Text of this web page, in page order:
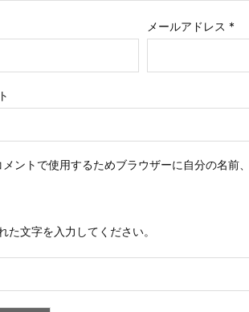
メールアドレス *
メントで使用するためブラウザーに自分の名前
た文字を入力してください。